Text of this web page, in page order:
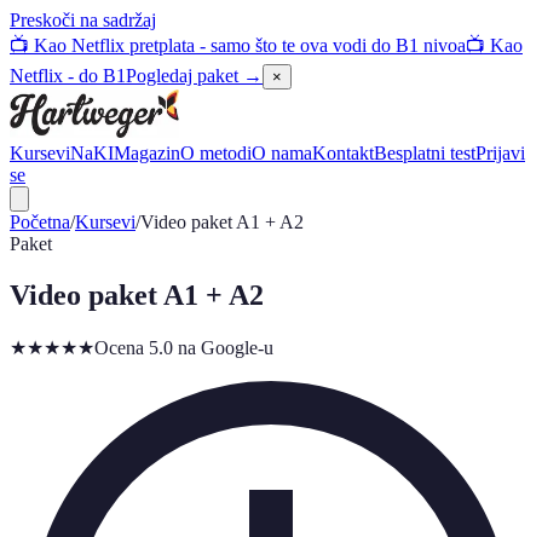
Preskoči na sadržaj
📺 Kao Netflix pretplata - samo što te ova vodi do B1 nivoa📺 Kao
Netflix - do B1Pogledaj paket → ×
KurseviNaKIMagazinO metodiO namaKontaktBesplatni testPrijavi
se
Početna/Kursevi/Video paket A1 + A2
Paket
Video paket A1 + A2
★★★★★Ocena 5.0 na Google-u